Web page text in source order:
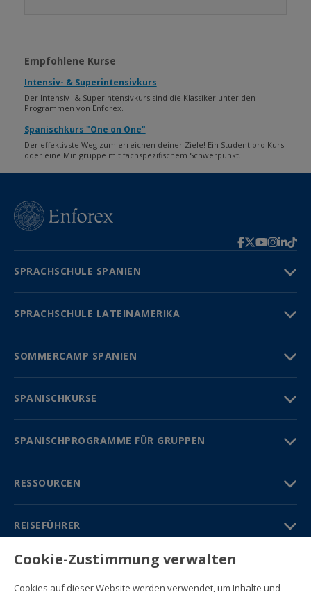
Empfohlene Kurse
Intensiv- & Superintensivkurs
Der Intensiv- & Superintensivkurs sind die Klassiker unter den
Programmen von Enforex.
Spanischkurs "One on One"
Der effektivste Weg zum erreichen deiner Ziele! Ein Student pro Kurs
oder eine Minigruppe mit fachspezifischem Schwerpunkt.
SPRACHSCHULE SPANIEN
SPRACHSCHULE LATEINAMERIKA
SOMMERCAMP SPANIEN
SPANISCHKURSE
SPANISCHPROGRAMME FÜR GRUPPEN
RESSOURCEN
REISEFÜHRER
PARTNER
Cookie-Zustimmung verwalten
Cookies auf dieser Website werden verwendet, um Inhalte und